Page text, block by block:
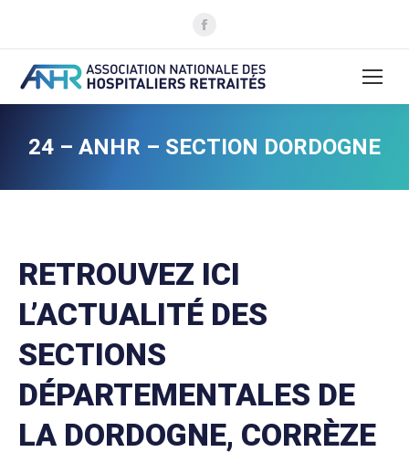
Facebook
s'ouvre
une
fenêtre
24 – ANHR – SECTION DORDOGNE
RETROUVEZ ICI
L’ACTUALITÉ DES
SECTIONS
DÉPARTEMENTALES DE
LA DORDOGNE, CORRÈZE